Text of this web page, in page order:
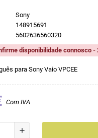
Sony
148915691
5602636560320
disponibilidade connosco -
para Sony Vaio VPCEE
Com IVA
add